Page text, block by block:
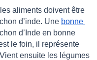
aliments doivent être
d’inde. Une bonne
d’Inde en bonne
le foin, il représente
ensuite les légumes